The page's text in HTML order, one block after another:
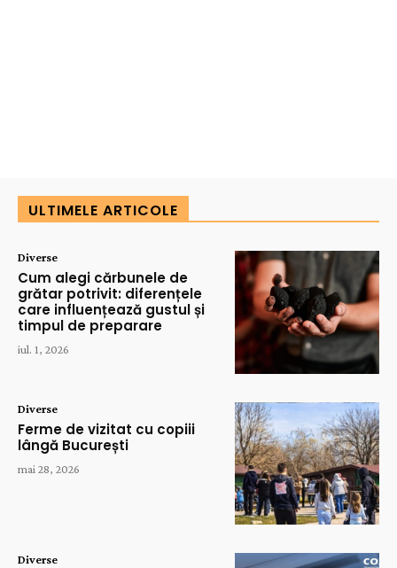
ULTIMELE ARTICOLE
Diverse
Cum alegi cărbunele de
grătar potrivit: diferențele
care influențează gustul și
timpul de preparare
iul. 1, 2026
Diverse
Ferme de vizitat cu copiii
lângă București
mai 28, 2026
Diverse